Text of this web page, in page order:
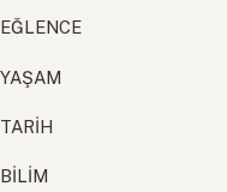
EĞLENCE
YAŞAM
TARİH
BİLİM